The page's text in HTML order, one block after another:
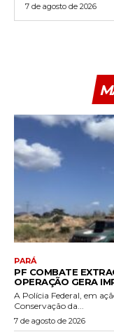
7 de agosto de 2026
PARÁ
PF COMBATE
OPERAÇÃO GERA
A Polícia Federal, em
Conservação da...
7 de agosto de 2026